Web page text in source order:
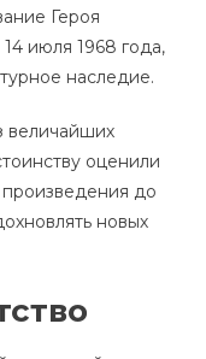
Героя
июля 1968 года,
наследие.
величайших
оценили
до
новых